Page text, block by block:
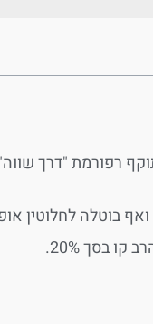
בוטלה לחלוטין
בסך 20%.